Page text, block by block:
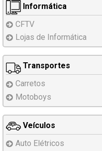
Informática
CFTV
Lojas de Informática
Transportes
Carretos
Motoboys
Veículos
Auto Elétricos